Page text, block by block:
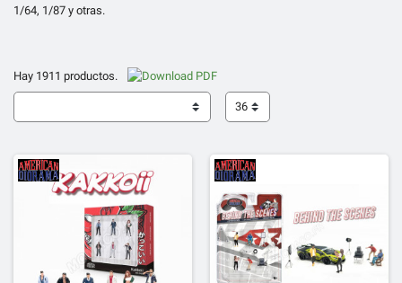
1/64, 1/87 y otras.
Hay 1911 productos.
36